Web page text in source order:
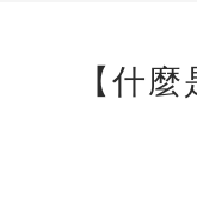
【什